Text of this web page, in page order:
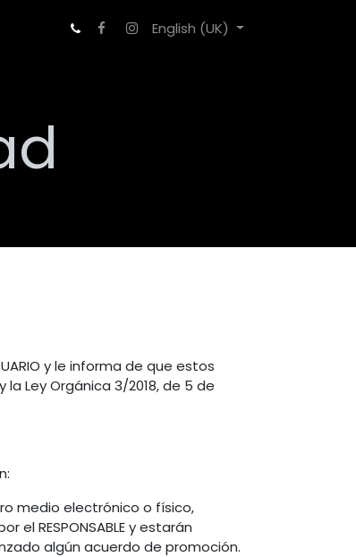
English (UK)
y le informa de que estos
Ley Orgánica 3/2018, de 5 de
medio electrónico o físico,
RESPONSABLE y estarán
algún acuerdo de promoción.